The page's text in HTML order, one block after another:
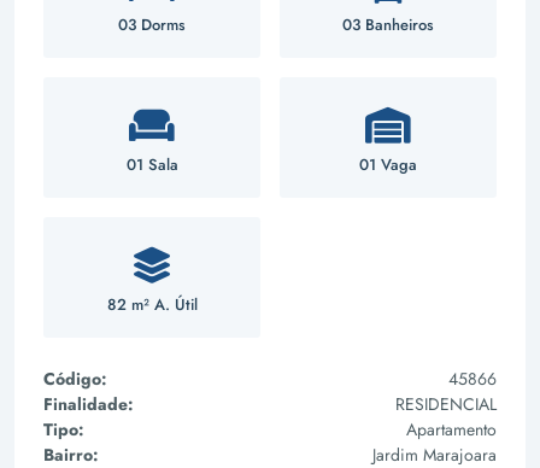
03 Dorms 03 Banheiros
01 Sala 01 Vaga
82 m² A. Útil
Código:
45866
Finalidade:
RESIDENCIAL
Tipo:
Apartamento
Bairro:
Jardim Marajoara